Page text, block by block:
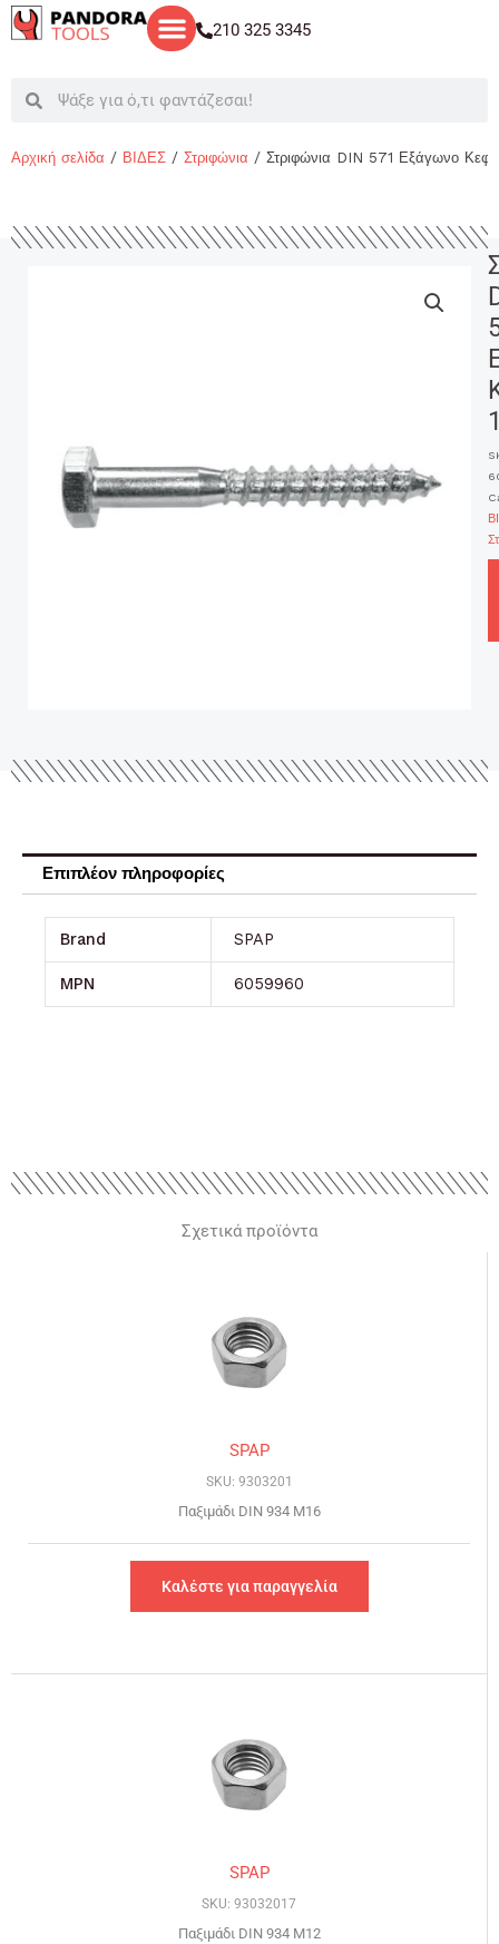
Μετάβαση
στο
210 325 3345
SearchSearch
Αρχική σελίδα / ΒΙΔΕΣ / Στριφώνια / Στριφώνια DIN 571 Εξάγωνο
Επιπλέον πληροφορίες
Brand SPAP
MPN 6059960
Σχετικά προϊόντα
SPAP
SKU: 9303201
Παξιμάδι DIN 934 Μ16
Καλέστε για παραγγελία
SPAP
SKU: 93032017
Παξιμάδι DIN 934 Μ12